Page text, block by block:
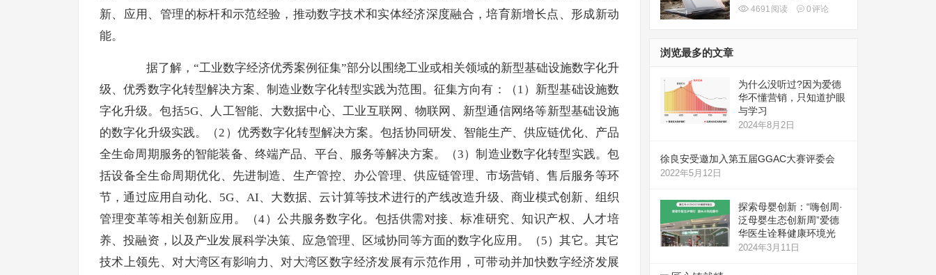
新、应用、管理的标杆和示范经验，推动数字技术和实体经济深度融合，培育新增长点、形成新动
能。
据了解，“工业数字经济优秀案例征集”部分以围绕工业或相关领域的新型基础设施数字化升
级、优秀数字化转型解决方案、制造业数字化转型实践为范围。征集方向有：（1）新型基础设施数
字化升级。包括5G、人工智能、大数据中心、工业互联网、物联网、新型通信网络等新型基础设施
的数字化升级实践。（2）优秀数字化转型解决方案。包括协同研发、智能生产、供应链优化、产品
全生命周期服务的智能装备、终端产品、平台、服务等解决方案。（3）制造业数字化转型实践。包
括设备全生命周期优化、先进制造、生产管控、办公管理、供应链管理、市场营销、售后服务等环
节，通过应用自动化、5G、AI、大数据、云计算等技术进行的产线改造升级、商业模式创新、组织
管理变革等相关创新应用。（4）公共服务数字化。包括供需对接、标准研究、知识产权、人才培
养、投融资，以及产业发展科学决策、应急管理、区域协同等方面的数字化应用。（5）其它。其它
技术上领先、对大湾区有影响力、对大湾区数字经济发展有示范作用，可带动并加快数字经济发展
4691 阅读 0评论
浏览最多的文章
为什么没听过?因为爱德
华不懂营销，只知道护眼
与学习
2024年8月2日
徐良安受邀加入第五届GGAC大赛评委会
2022年5月12日
探索母婴创新：“嗨创周·
泛母婴生态创新周”爱德
华医生诠释健康环境光
2024年3月11日